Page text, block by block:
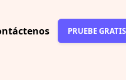
PRUEBE GRATIS